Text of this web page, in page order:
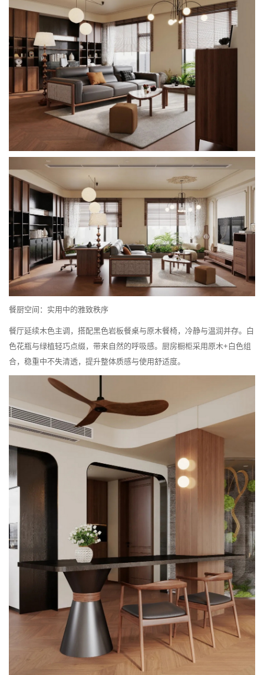
餐厨空间：实用中的雅致秩序
餐厅延续木色主调，搭配黑色岩板餐桌与原木餐椅，冷静与温润并存。白
色花瓶与绿植轻巧点缀，带来自然的呼吸感。厨房橱柜采用原木+白色组
合，稳重中不失清透，提升整体质感与使用舒适度。